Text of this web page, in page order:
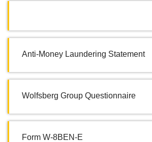
Anti-Money Laundering Statement
Wolfsberg Group Questionnaire
Form W-8BEN-E